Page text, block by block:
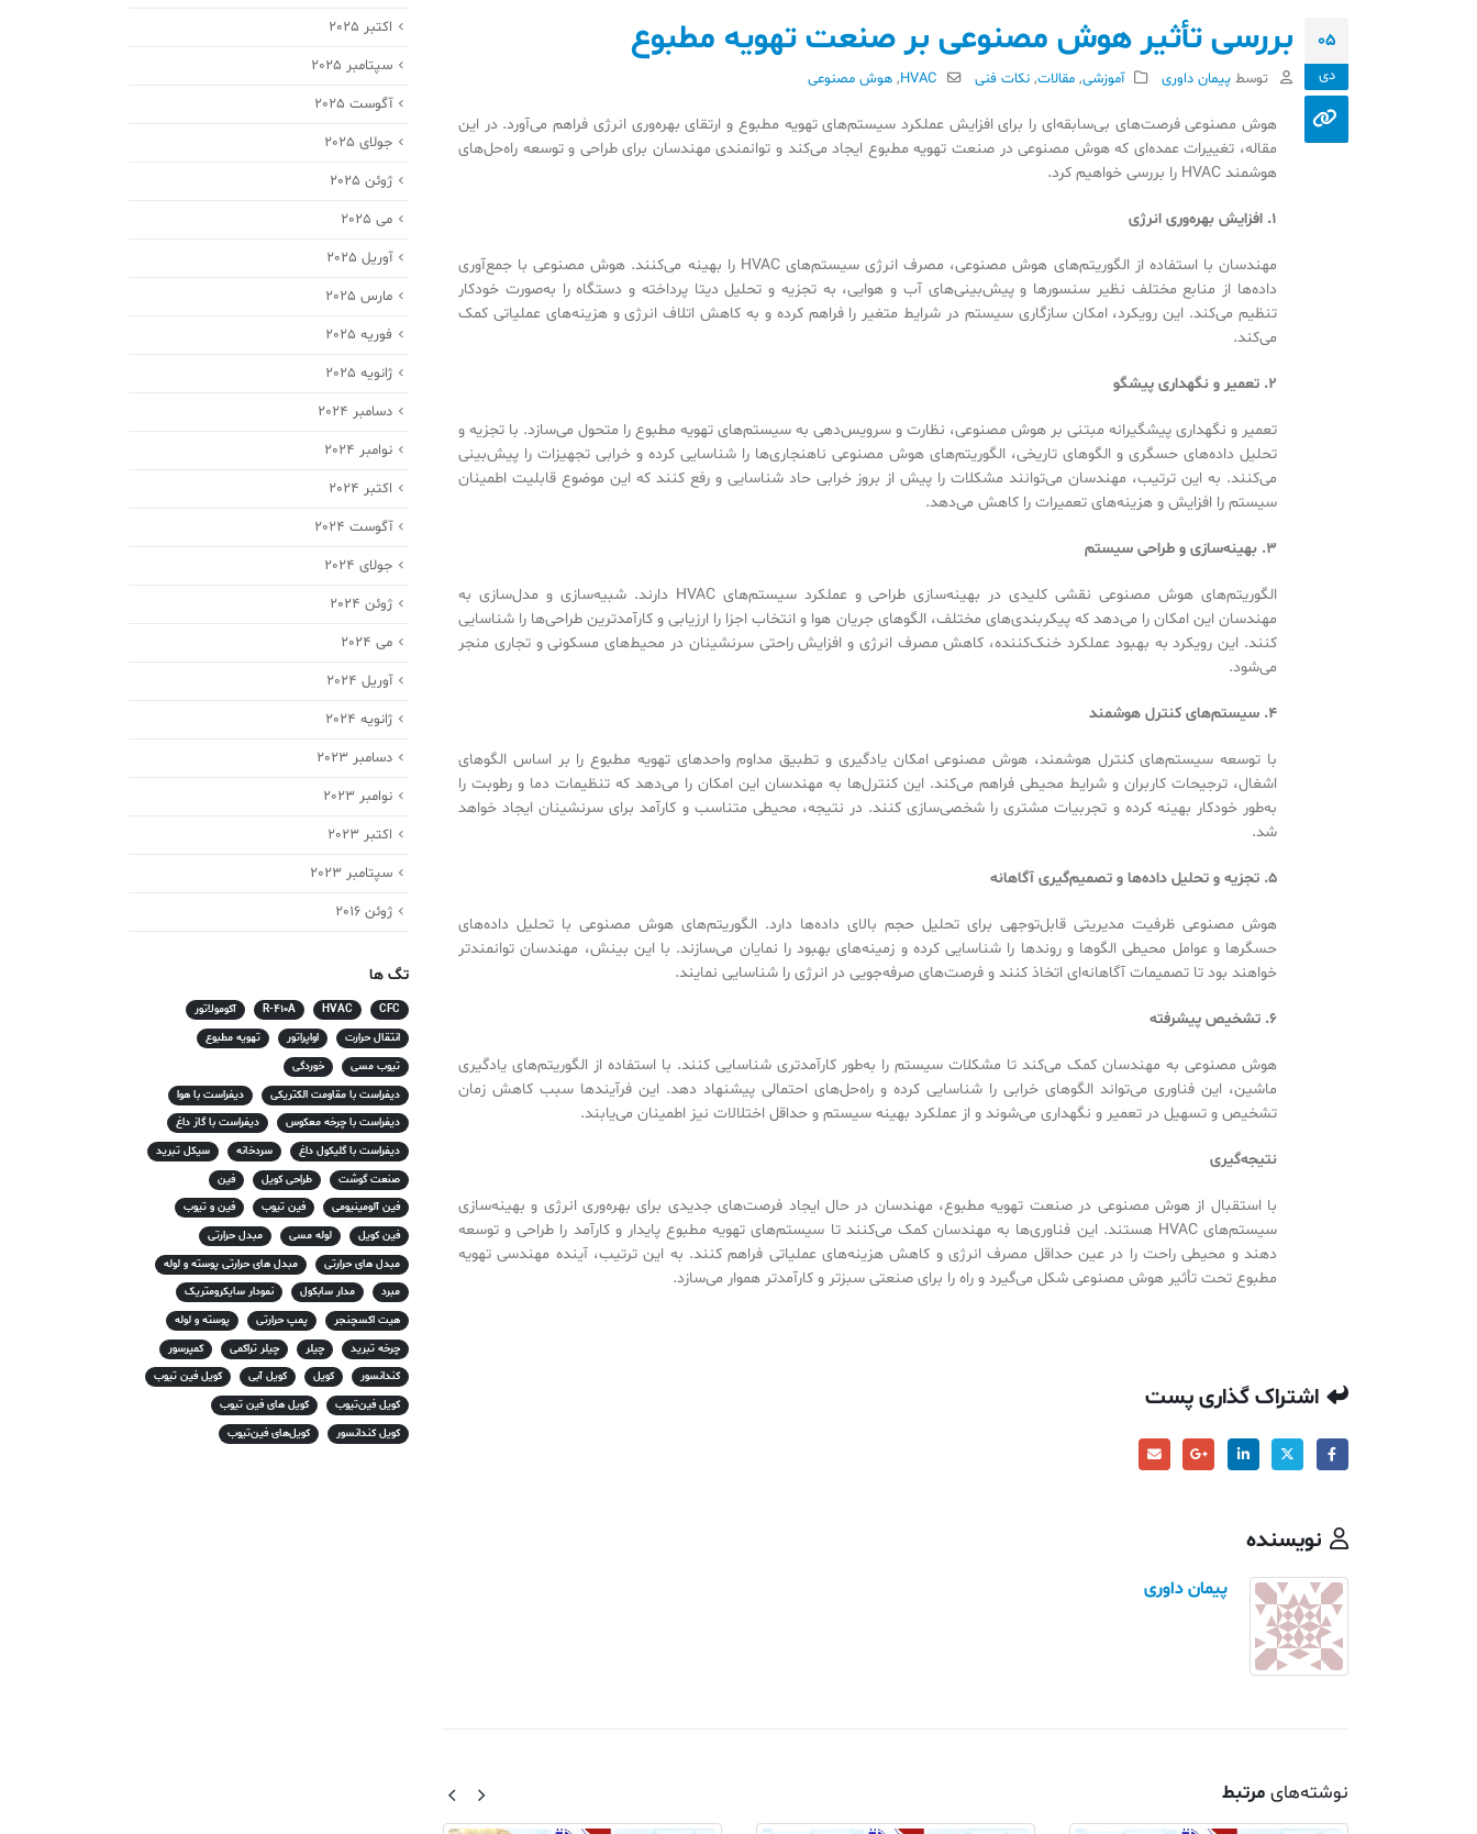
05
دی
بررسی تأثیر هوش مصنوعی بر صنعت تهویه مطبوع
توسط پیمان داوری آموزشی,مقالات,نکات فنی HVAC
, هوش مصنوعی
هوش مصنوعی فرصت‌های بی‌سابقه‌ای را برای افزایش عملکرد سیستم‌های تهویه مطبوع و ارتقای بهره‌وری انرژی فراهم می‌آورد. در این
مقاله، تغییرات عمده‌ای که هوش مصنوعی در صنعت تهویه مطبوع ایجاد می‌کند و توانمندی مهندسان برای طراحی و توسعه راه‌حل‌های
هوشمند HVAC را بررسی خواهیم کرد.
۱. افزایش بهره‌وری انرژی
مهندسان با استفاده از الگوریتم‌های هوش مصنوعی، مصرف انرژی سیستم‌های HVAC را بهینه می‌کنند. هوش مصنوعی با جمع‌آوری
داده‌ها از منابع مختلف نظیر سنسورها و پیش‌بینی‌های آب و هوایی، به تجزیه و تحلیل دیتا پرداخته و دستگاه را به‌صورت خودکار
تنظیم می‌کند. این رویکرد، امکان سازگاری سیستم در شرایط متغیر را فراهم کرده و به کاهش اتلاف انرژی و هزینه‌های عملیاتی کمک
می‌کند.
۲. تعمیر و نگهداری پیشگو
تعمیر و نگهداری پیشگیرانه مبتنی بر هوش مصنوعی، نظارت و سرویس‌دهی به سیستم‌های تهویه مطبوع را متحول می‌سازد. با تجزیه و
تحلیل داده‌های حسگری و الگوهای تاریخی، الگوریتم‌های هوش مصنوعی ناهنجاری‌ها را شناسایی کرده و خرابی تجهیزات را پیش‌بینی
می‌کنند. به این ترتیب، مهندسان می‌توانند مشکلات را پیش از بروز خرابی حاد شناسایی و رفع کنند که این موضوع قابلیت اطمینان
سیستم را افزایش و هزینه‌های تعمیرات را کاهش می‌دهد.
۳. بهینه‌سازی و طراحی سیستم
الگوریتم‌های هوش مصنوعی نقشی کلیدی در بهینه‌سازی طراحی و عملکرد سیستم‌های HVAC دارند. شبیه‌سازی و مدل‌سازی به
مهندسان این امکان را می‌دهد که پیکربندی‌های مختلف، الگوهای جریان هوا و انتخاب اجزا را ارزیابی و کارآمدترین طراحی‌ها را شناسایی
کنند. این رویکرد به بهبود عملکرد خنک‌کننده، کاهش مصرف انرژی و افزایش راحتی سرنشینان در محیط‌های مسکونی و تجاری منجر
می‌شود.
۴. سیستم‌های کنترل هوشمند
با توسعه سیستم‌های کنترل هوشمند، هوش مصنوعی امکان یادگیری و تطبیق مداوم واحدهای تهویه مطبوع را بر اساس الگوهای
اشغال، ترجیحات کاربران و شرایط محیطی فراهم می‌کند. این کنترل‌ها به مهندسان این امکان را می‌دهد که تنظیمات دما و رطوبت را
به‌طور خودکار بهینه کرده و تجربیات مشتری را شخصی‌سازی کنند. در نتیجه، محیطی متناسب و کارآمد برای سرنشینان ایجاد خواهد
شد.
۵. تجزیه و تحلیل داده‌ها و تصمیم‌گیری آگاهانه
هوش مصنوعی ظرفیت مدیریتی قابل‌توجهی برای تحلیل حجم بالای داده‌ها دارد. الگوریتم‌های هوش مصنوعی با تحلیل داده‌های
حسگرها و عوامل محیطی الگوها و روندها را شناسایی کرده و زمینه‌های بهبود را نمایان می‌سازند. با این بینش، مهندسان توانمندتر
خواهند بود تا تصمیمات آگاهانه‌ای اتخاذ کنند و فرصت‌های صرفه‌جویی در انرژی را شناسایی نمایند.
۶. تشخیص پیشرفته
هوش مصنوعی به مهندسان کمک می‌کند تا مشکلات سیستم را به‌طور کارآمدتری شناسایی کنند. با استفاده از الگوریتم‌های یادگیری
ماشین، این فناوری می‌تواند الگوهای خرابی را شناسایی کرده و راه‌حل‌های احتمالی پیشنهاد دهد. این فرآیندها سبب کاهش زمان
تشخیص و تسهیل در تعمیر و نگهداری می‌شوند و از عملکرد بهینه سیستم و حداقل اختلالات نیز اطمینان می‌یابند.
نتیجه‌گیری
با استقبال از هوش مصنوعی در صنعت تهویه مطبوع، مهندسان در حال ایجاد فرصت‌های جدیدی برای بهره‌وری انرژی و بهینه‌سازی
سیستم‌های HVAC هستند. این فناوری‌ها به مهندسان کمک می‌کنند تا سیستم‌های تهویه مطبوع پایدار و کارآمد را طراحی و توسعه
دهند و محیطی راحت را در عین حداقل مصرف انرژی و کاهش هزینه‌های عملیاتی فراهم کنند. به این ترتیب، آینده مهندسی تهویه
مطبوع تحت تأثیر هوش مصنوعی شکل می‌گیرد و راه را برای صنعتی سبزتر و کارآمدتر هموار می‌سازد.
اشتراک گذاری پست
نویسنده
پیمان داوری
نوشته‌های مرتبط
اکتبر 2025
سپتامبر 2025
آگوست 2025
جولای 2025
ژوئن 2025
می 2025
آوریل 2025
مارس 2025
فوریه 2025
ژانویه 2025
دسامبر 2024
نوامبر 2024
اکتبر 2024
آگوست 2024
جولای 2024
ژوئن 2024
می 2024
آوریل 2024
ژانویه 2024
دسامبر 2023
نوامبر 2023
اکتبر 2023
سپتامبر 2023
ژوئن 2016
تگ ها
CFC
HVAC
R-410A
آکومولاتور
انتقال حرارت
اواپراتور
تهویه مطبوع
تیوب مسی
خوردگی
دیفراست با مقاومت الکتریکی
دیفراست با هوا
دیفراست با چرخه معکوس
دیفراست با گاز داغ
دیفراست با گلیکول داغ
سردخانه
سیکل تبرید
صنعت گوشت
طراحی کویل
فین
فین آلومینیومی
فین تیوب
فین و تیوب
فین کویل
لوله مسی
مبدل حرارتی
مبدل های حرارتی
مبدل های حرارتی پوسته و لوله
مبرد
مدار سابکول
نمودار سایکرومتریک
هیت اکسچنجر
پمپ حرارتی
پوسته و لوله
چرخه تبرید
چیلر چیلر تراکمی
کمپرسور
کندانسور
کویل کویل آبی
کویل فین تیوب
کویل فین‌تیوب
کویل های فین تیوب
کویل کندانسور
کویل‌های فین‌تیوب